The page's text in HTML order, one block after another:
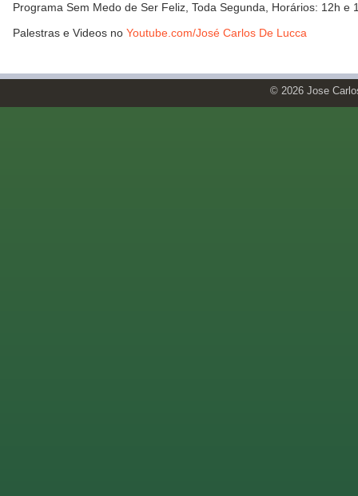
Programa Sem Medo de Ser Feliz, Toda Segunda, Horários: 12h e
Palestras e Videos no Youtube.com/José Carlos De Lucca
© 2026 Jose